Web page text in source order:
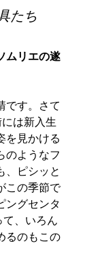
たち
ムリエの遂
です。さて
は新入生
を見かける
のようなフ
、ピシッと
この季節で
ングセンタ
て、いろん
るのもこの